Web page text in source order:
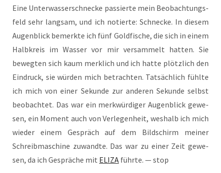
Eine Unter­was­ser­schne­cke pas­sier­te mein Beob­ach­tungs­
feld sehr lang­sam, und ich notier­te: Schne­cke. In die­sem
Augen­blick bemerk­te ich fünf Gold­fi­sche, die sich in einem
Halb­kreis im Was­ser vor mir ver­sam­melt hat­ten. Sie
beweg­ten sich kaum merk­lich und ich hat­te plötz­lich den
Ein­druck, sie wür­den mich betrach­ten. Tat­säch­lich fühl­te
ich mich von einer Sekun­de zur ande­ren Sekun­de selbst
beob­ach­tet. Das war ein merk­wür­di­ger Augen­blick gewe­
sen, ein Moment auch von Ver­le­gen­heit, wes­halb ich mich
wie­der einem Gespräch auf dem Bild­schirm mei­ner
Schreib­ma­schi­ne zuwand­te. Das war zu einer Zeit gewe­
sen, da ich Gesprä­che mit ELIZA führ­te. — stop